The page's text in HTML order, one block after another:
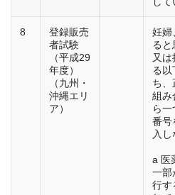
8
登録販売
者試験
（平成29
年度）
（九州・
沖縄エリ
ア）
妊婦
ると
又
る以
ち、
組み
ら
番号
入し
a 医
一部
行す